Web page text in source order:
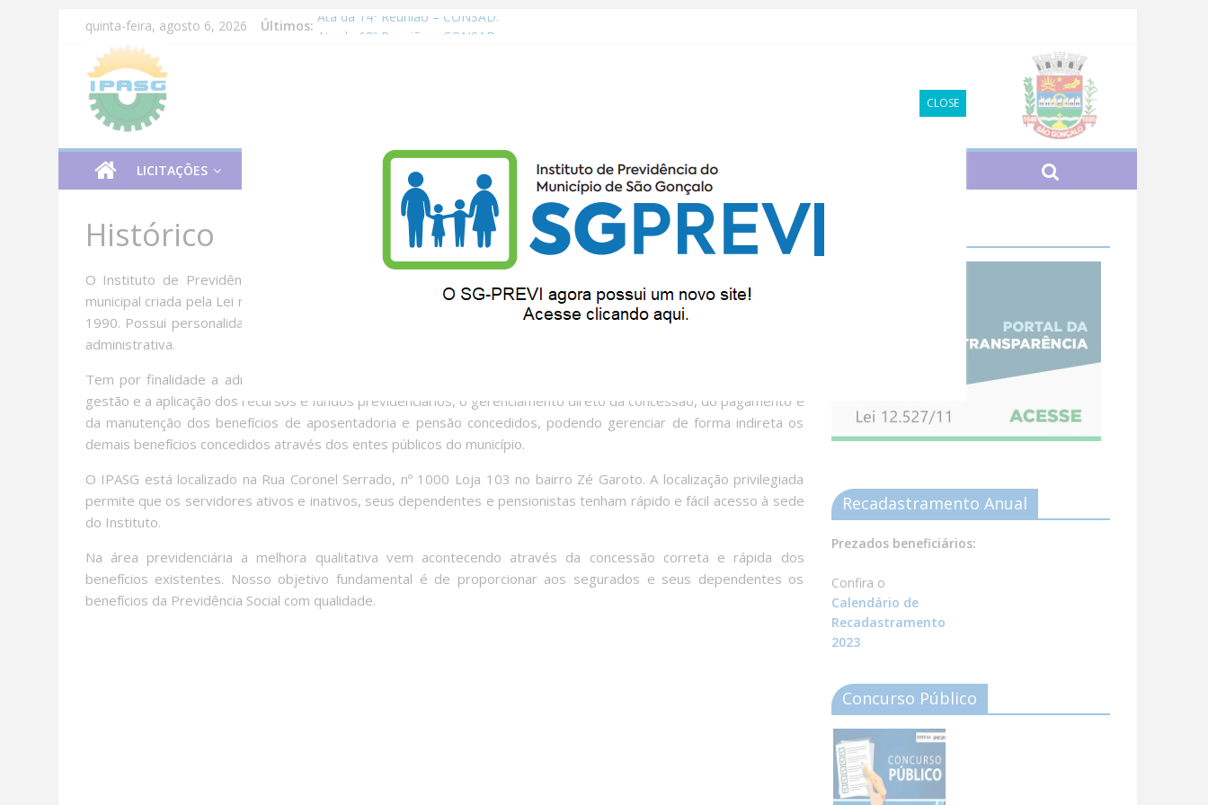
quinta-feira, agosto 6, 2026 Últimos: Ata da 14º Reunião – CONSAD.
LICITAÇÕES BENEFÍCIOS LEGISLAÇÃO SERVIÇOS ONLINE
Histórico
O Instituto de Previdência e Assistência dos Servidores Municipais de São Gonçalo – IPASG é uma autarquia
municipal criada pela Lei nº 036 de 27 de dezembro de 1989 e regulamentada pelo Decreto nº 039 de 18 de junho
1990. Possui personalidade jurídica de direito público interno, é detentora de autonomia patrimonial, financeira e
administrativa.
Tem por finalidade a administração, o gerenciamento e a operacionalização do RPPS, incluindo a arrecadação, a
gestão e a aplicação dos recursos e fundos previdenciários, o gerenciamento direto da concessão, do pagamento e
da manutenção dos benefícios de aposentadoria e pensão concedidos, podendo gerenciar de forma indireta os
demais benefícios concedidos através dos entes públicos do município.
O IPASG está localizado na Rua Coronel Serrado, nº 1000 Loja 103 no bairro Zé Garoto. A localização privilegiada
permite que os servidores ativos e inativos, seus dependentes e pensionistas tenham rápido e fácil acesso à sede
do Instituto.
Na área previdenciária a melhora qualitativa vem acontecendo através da concessão correta e rápida dos
benefícios existentes. Nosso objetivo fundamental é de proporcionar aos segurados e seus dependentes os
benefícios da Previdência Social com qualidade.
Recadastramento Anual
Prezados beneficiários:
Confira o
Calendário de
Recadastramento
2023
Concurso Público
CLOSE